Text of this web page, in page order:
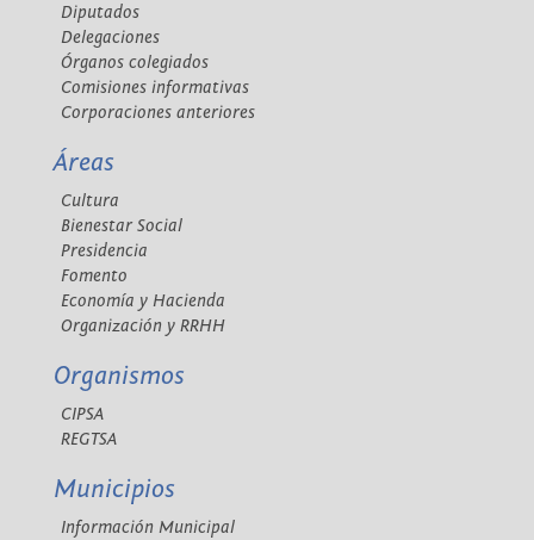
Diputados
Delegaciones
Órganos colegiados
Comisiones informativas
Corporaciones anteriores
Áreas
Cultura
Bienestar Social
Presidencia
Fomento
Economía y Hacienda
Organización y RRHH
Organismos
CIPSA
REGTSA
Municipios
Información Municipal